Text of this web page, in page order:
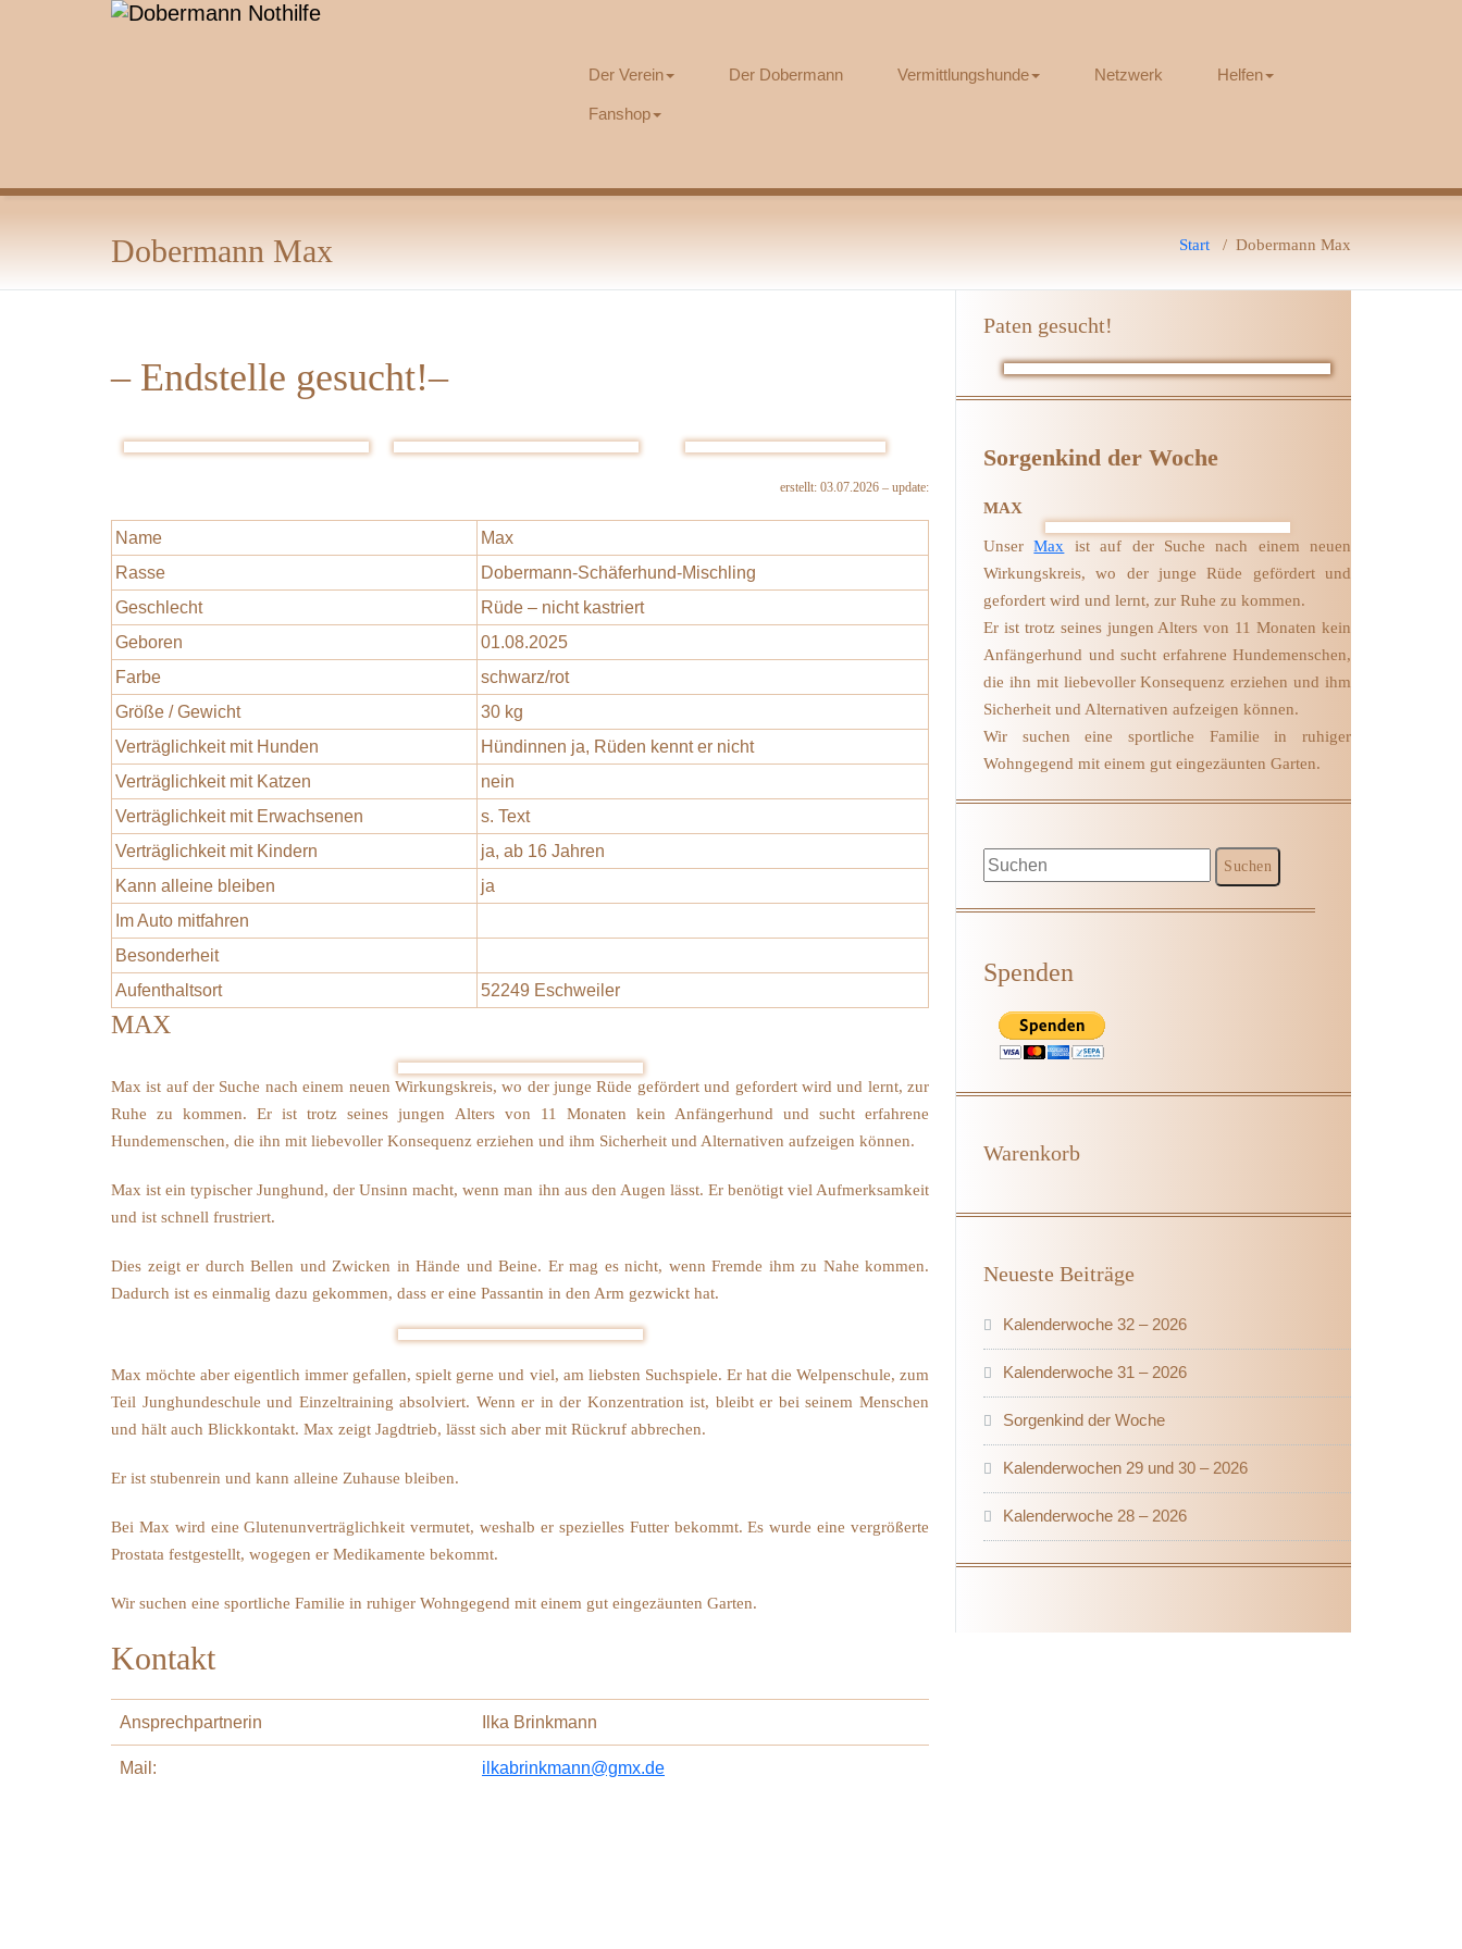
Der Verein Der Dobermann Vermittlungshunde Netzwerk Helfen
Fanshop
Dobermann Max Start / Dobermann Max
– Endstelle gesucht!–
erstellt: 03.07.2026 – update:
Name
Max
Rasse
Dobermann-Schäferhund-Mischling
Geschlecht
Rüde – nicht kastriert
Geboren
01.08.2025
Farbe
schwarz/rot
Größe / Gewicht
30 kg
Verträglichkeit mit Hunden
Hündinnen ja, Rüden kennt er nicht
Verträglichkeit mit Katzen
nein
Verträglichkeit mit Erwachsenen
s. Text
Verträglichkeit mit Kindern
ja, ab 16 Jahren
Kann alleine bleiben
ja
Im Auto mitfahren
Besonderheit
Aufenthaltsort
52249 Eschweiler
MAX
Max ist auf der Suche nach einem neuen Wirkungskreis, wo der junge Rüde gefördert und gefordert wird und lernt, zur
Ruhe zu kommen. Er ist trotz seines jungen Alters von 11 Monaten kein Anfängerhund und sucht erfahrene
Hundemenschen, die ihn mit liebevoller Konsequenz erziehen und ihm Sicherheit und Alternativen aufzeigen können.
Max ist ein typischer Junghund, der Unsinn macht, wenn man ihn aus den Augen lässt. Er benötigt viel Aufmerksamkeit
und ist schnell frustriert.
Dies zeigt er durch Bellen und Zwicken in Hände und Beine. Er mag es nicht, wenn Fremde ihm zu Nahe kommen.
Dadurch ist es einmalig dazu gekommen, dass er eine Passantin in den Arm gezwickt hat.
Max möchte aber eigentlich immer gefallen, spielt gerne und viel, am liebsten Suchspiele. Er hat die Welpenschule, zum
Teil Junghundeschule und Einzeltraining absolviert. Wenn er in der Konzentration ist, bleibt er bei seinem Menschen
und hält auch Blickkontakt. Max zeigt Jagdtrieb, lässt sich aber mit Rückruf abbrechen.
Er ist stubenrein und kann alleine Zuhause bleiben.
Bei Max wird eine Glutenunverträglichkeit vermutet, weshalb er spezielles Futter bekommt. Es wurde eine vergrößerte
Prostata festgestellt, wogegen er Medikamente bekommt.
Wir suchen eine sportliche Familie in ruhiger Wohngegend mit einem gut eingezäunten Garten.
Kontakt
Ansprechpartnerin Ilka Brinkmann
Mail: ilkabrinkmann@gmx.de
Paten gesucht!
Sorgenkind der Woche
MAX
UnserMax ist auf der Suche nach einem neuen
Wirkungskreis, wo der junge Rüde gefördert und
gefordert wird und lernt, zur Ruhe zu kommen.
Er ist trotz seines jungen Alters von 11 Monaten kein
Anfängerhund und sucht erfahrene Hundemenschen,
die ihn mit liebevoller Konsequenz erziehen und ihm
Sicherheit und Alternativen aufzeigen können.
Wir suchen eine sportliche Familie in ruhiger
Wohngegend mit einem gut eingezäunten Garten.
Spenden
Warenkorb
Neueste Beiträge
Kalenderwoche 32 – 2026
Kalenderwoche 31 – 2026
Sorgenkind der Woche
Kalenderwochen 29 und 30 – 2026
Kalenderwoche 28 – 2026